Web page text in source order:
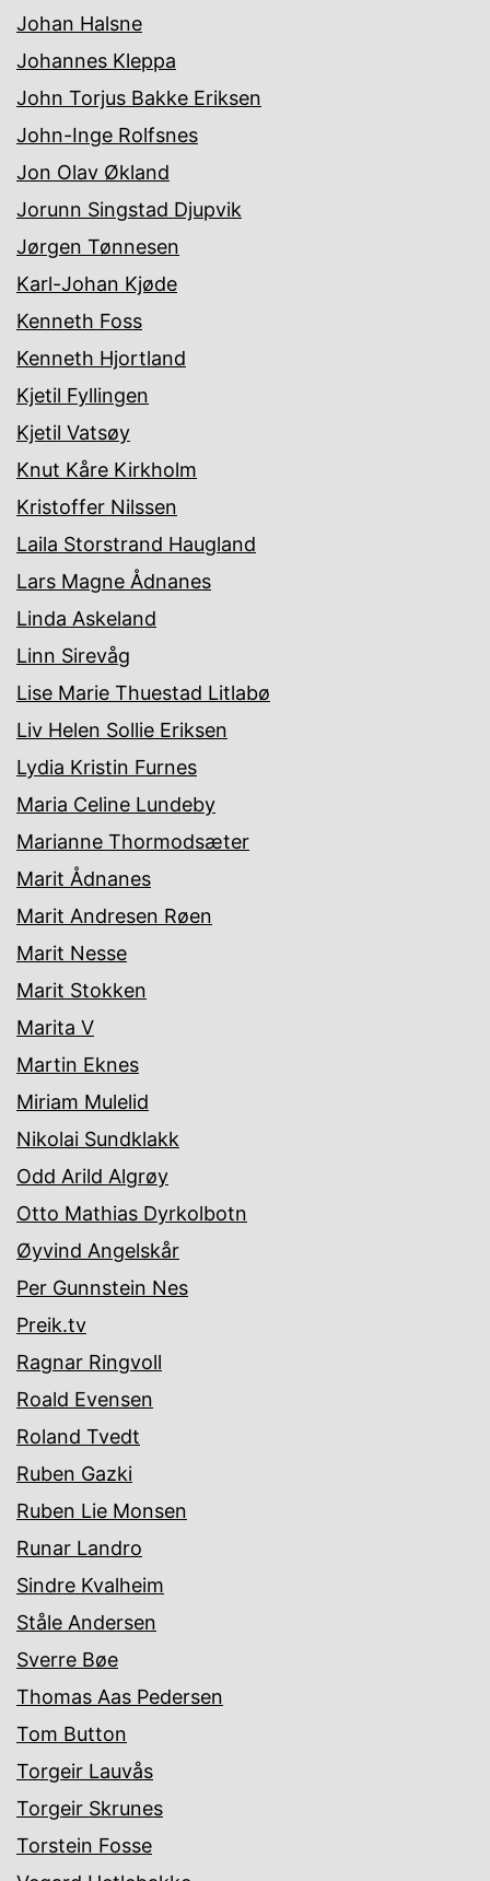
Johan Halsne
Johannes Kleppa
John Torjus Bakke Eriksen
John-Inge Rolfsnes
Jon Olav Økland
Jorunn Singstad Djupvik
Jørgen Tønnesen
Karl-Johan Kjøde
Kenneth Foss
Kenneth Hjortland
Kjetil Fyllingen
Kjetil Vatsøy
Knut Kåre Kirkholm
Kristoffer Nilssen
Laila Storstrand Haugland
Lars Magne Ådnanes
Linda Askeland
Linn Sirevåg
Lise Marie Thuestad Litlabø
Liv Helen Sollie Eriksen
Lydia Kristin Furnes
Maria Celine Lundeby
Marianne Thormodsæter
Marit Ådnanes
Marit Andresen Røen
Marit Nesse
Marit Stokken
Marita V
Martin Eknes
Miriam Mulelid
Nikolai Sundklakk
Odd Arild Algrøy
Otto Mathias Dyrkolbotn
Øyvind Angelskår
Per Gunnstein Nes
Preik.tv
Ragnar Ringvoll
Roald Evensen
Roland Tvedt
Ruben Gazki
Ruben Lie Monsen
Runar Landro
Sindre Kvalheim
Ståle Andersen
Sverre Bøe
Thomas Aas Pedersen
Tom Button
Torgeir Lauvås
Torgeir Skrunes
Torstein Fosse